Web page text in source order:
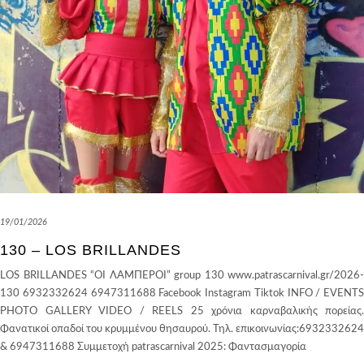
19/01/2026
130 – LOS BRILLANDES
LOS BRILLANDES “ΟΙ ΛΑΜΠΕΡΟΙ” group 130 www.patrascarnival.gr/2026-
130 6932332624 6947311688 Facebook Instagram Tiktok INFO / EVENTS
PHOTO GALLERY VIDEO / REELS 25 χρόνια καρναβαλικής πορείας.
Φανατικοί οπαδοί του κρυμμένου θησαυρού. Τηλ. επικοινωνίας:6932332624
& 6947311688 Συμμετοχή patrascarnival 2025: Φαντασμαγορία